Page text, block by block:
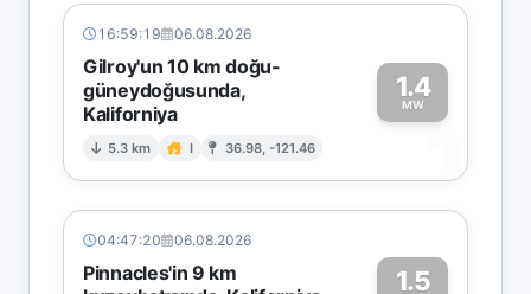
16:59:19 06.08.2026
Gilroy'un 10 km doğu-
güneydoğusunda,
Kaliforniya
5.3 km I 36.98, -121.46
1.4
MW
1
04:47:20 06.08.2026
Pinnacles'in 9 km
1.5